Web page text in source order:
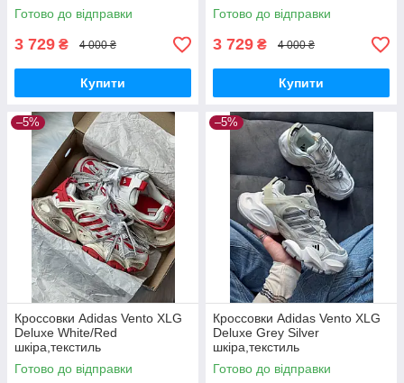
Готово до відправки
3 729 ₴ 4 000 ₴
Купити
Готово до відправки
3 729 ₴ 4 000 ₴
Купити
–5%
Кроссовки Adidas Vento XLG
Deluxe White/Red
шкіра,текстиль
Готово до відправки
–5%
Кроссовки Adidas Vento XLG
Deluxe Grey Silver
шкіра,текстиль
Готово до відправки